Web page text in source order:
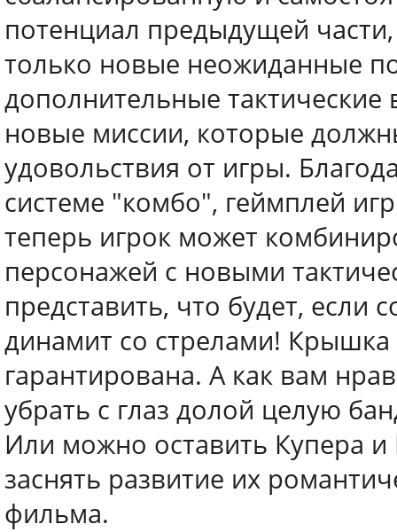
потенциал предыдущей
только новые неожиданные
дополнительные
новые миссии, которые
удовольствия от игры.
системе "комбо", геймплей
теперь игрок может
персонажей с новыми
представить, что будет, если
динамит со стрелами! Крышка
гарантирована. А как вам
убрать с глаз долой целую
Или можно оставить Купера
заснять развитие их
фильма.